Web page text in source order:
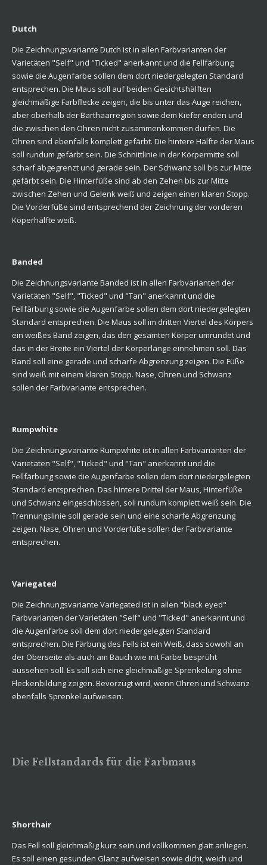
Dutch
Die Zeichnungsvariante Dutch ist in allen Farbvarianten der
Varietäten "Self" und "Ticked" anerkannt und die Fellfärbung
sowie die Augenfarbe sollen dem dort niedergelegten Standard
entsprechen. Die Maus soll auf beiden Gesichtshälften
gleichmäßige Farbflecke zeigen, die bis unter das Auge reichen,
aber oberhalb der Barthaarregion sowie dem Kiefer enden und
die zwischen den Ohren nicht zusammenkommen dürfen. Die
Ohren sind ebenfalls komplett gefärbt. Die hintere Hälfte der Maus
soll rundum gefärbt sein. Die Schnittlinie in der Körpermitte soll
scharf abgegrenzt und gerade sein. Der Schwanz soll bis zur Mitte
gefärbt sein. Die Hinterfüße sind ab den Zehen bis zur Mitte
zwischen Zehen und Gelenk weiß und zeigen einen klaren Stopp.
Die Vorderfüße sind entsprechend der Zeichnung der vorderen
Köperhälfte weiß.
Banded
Die Zeichnungsvariante Banded ist in allen Farbvarianten der
Varietäten "Self", "Ticked" und "Tan" anerkannt und die
Fellfärbung sowie die Augenfarbe sollen dem dort niedergelegten
Standard entsprechen. Die Maus soll im dritten Viertel des Körpers
ein weißes Band zeigen, das den gesamten Körper umrundet und
das in der Breite ein Viertel der Körperlänge einnehmen soll. Das
Band soll eine gerade und scharfe Abgrenzung zeigen. Die Füße
sind weiß mit einem klaren Stopp. Nase, Ohren und Schwanz
sollen der Farbvariante entsprechen.
Rumpwhite
Die Zeichnungsvariante Rumpwhite ist in allen Farbvarianten der
Varietäten "Self", "Ticked" und "Tan" anerkannt und die
Fellfärbung sowie die Augenfarbe sollen dem dort niedergelegten
Standard entsprechen. Das hintere Drittel der Maus, Hinterfüße
und Schwanz eingeschlossen, soll rundum komplett weiß sein. Die
Trennungslinie soll gerade sein und eine scharfe Abgrenzung
zeigen. Nase, Ohren und Vorderfüße sollen der Farbvariante
entsprechen.
Variegated
Die Zeichnungsvariante Variegated ist in allen "black eyed"
Farbvarianten der Varietäten "Self" und "Ticked" anerkannt und
die Augenfarbe soll dem dort niedergelegten Standard
entsprechen. Die Färbung des Fells ist ein Weiß, dass sowohl an
der Oberseite als auch am Bauch wie mit Farbe besprüht
aussehen soll. Es soll sich eine gleichmäßige Sprenkelung ohne
Fleckenbildung zeigen. Bevorzugt wird, wenn Ohren und Schwanz
ebenfalls Sprenkel aufweisen.
Die Fellstandards für die Farbmaus
Shorthair
Das Fell soll gleichmäßig kurz sein und vollkommen glatt anliegen.
Es soll einen gesunden Glanz aufweisen sowie dicht, weich und